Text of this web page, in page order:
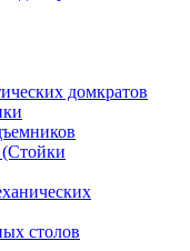
домкратов
(Стойки
столов